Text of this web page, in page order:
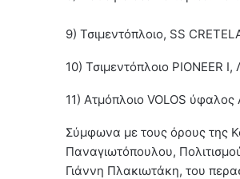
9) Τσιμεντόπλοιο, SS
10) Τσιμεντόπλοιο PIONEER I,
11) Ατμόπλοιο VOLOS
Σύμφωνα με τους όρους της
Παναγιωτόπουλου,
Γιάννη Πλακιωτάκη, του